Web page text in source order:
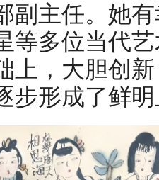
副主任。她
等多位当代
上，大胆创
步形成了鲜